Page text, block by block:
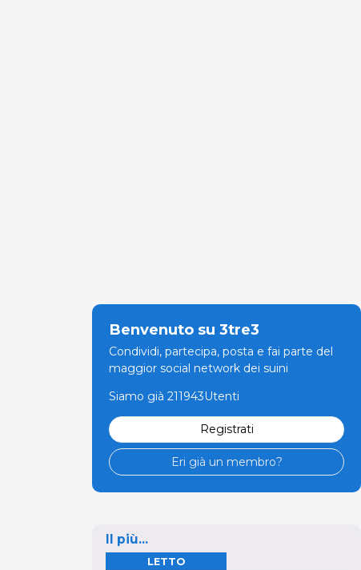
maggior social network dei suini
Siamo già 211943Utenti
Registrati
Eri già un membro?
PSA Italia: aggiornamento al 30